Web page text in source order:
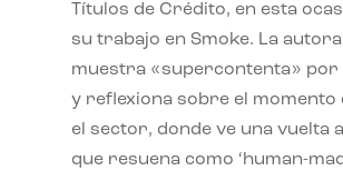
Títulos de Crédito, en esta
su trabajo en Smoke. La
muestra «supercontenta» por
y reflexiona sobre el momento
el sector, donde ve una vuelta
que resuena como ‘human-